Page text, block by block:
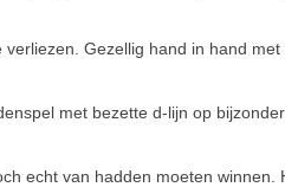
Gezellig hand in hand met
met bezette d-lijn op bijzonder
echt van hadden moeten winnen.